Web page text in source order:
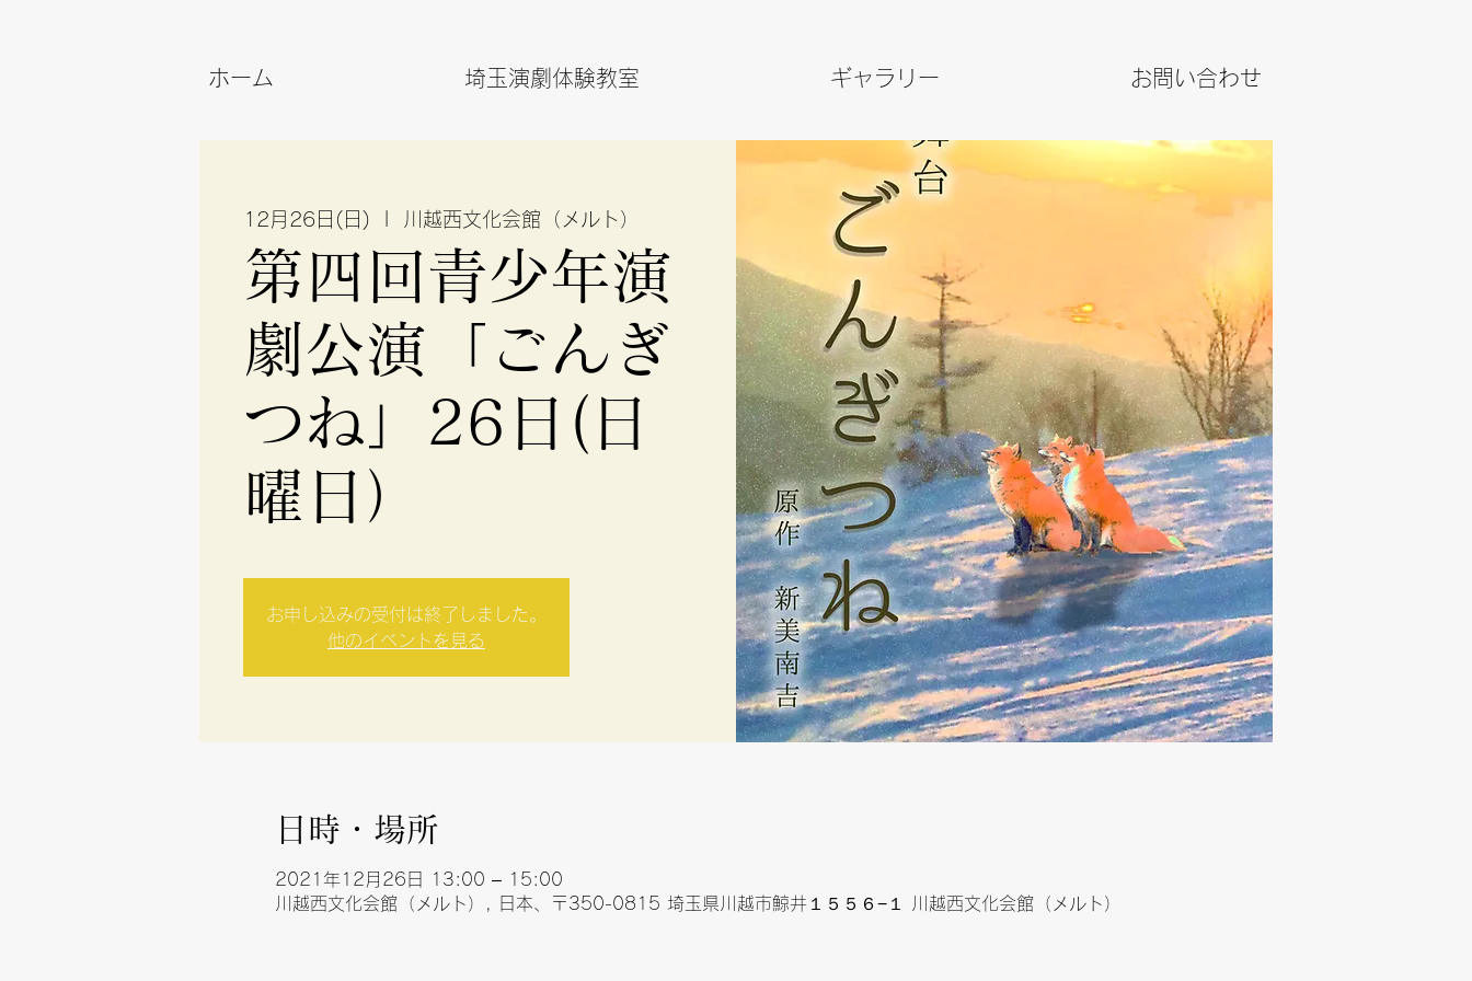
ホーム 埼玉演劇体験教室 ギャラリー お問い合わせ
12月26日(日) 川越西文化会館（メルト）
第四回青少年演
劇公演「ごんぎ
つね」26日(日
曜日）
お申し込みの受付は終了しました。
他のイベントを見る
日時・場所
2021年12月26日 13:00 – 15:00
川越西文化会館（メルト）, 日本、〒350-0815 埼玉県川越市鯨井１５５６−１ 川越西文化会館（メルト）